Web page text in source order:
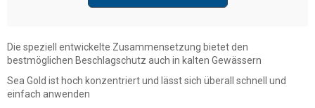
Die speziell entwickelte Zusammensetzung bietet den
bestmöglichen Beschlagschutz auch in kalten Gewässern
Sea Gold ist hoch konzentriert und lässt sich überall schnell und
einfach anwenden